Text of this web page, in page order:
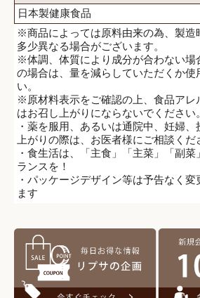
日本製健康食品
※商品によっては原料由来の為、製造
多少異なる場合がございます。
※体調、体質により成分が合わない場
の場合は、量を減らしていただくか使
い。
※原材料表示をご確認の上、食品アレ
はお召し上がりにならないでください。
・薬を服用、あるいは通院中、妊婦
上がりの際は、お医者様にご相談くだ
・食生活は、「主食」「主菜」「副
ランスを！
・パッケージデザイン等は予告なく変
ます